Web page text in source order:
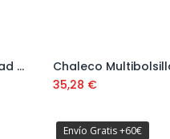
Chaleco Alta Visibilidad amarillo Ref. 288VFCMYF
Añadir al carrito
35,28 €
Envío Gratis +60€